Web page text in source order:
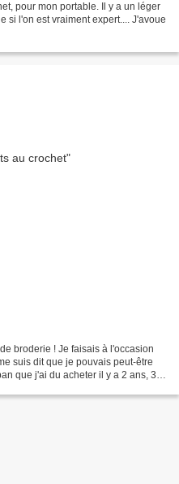
pour mon portable. Il y a un léger
si l'on est vraiment expert.... J'avoue
broderie ! Je faisais à l'occasion
suis dit que je pouvais peut-être
que j'ai du acheter il y a 2 ans, 3